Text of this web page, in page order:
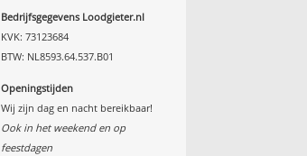
Bedrijfsgegevens Loodgieter.nl
KVK: 73123684
BTW: NL8593.64.537.B01
Openingstijden
Wij zijn dag en nacht bereikbaar!
Ook in het weekend en op
feestdagen